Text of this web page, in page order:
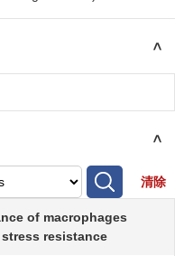
>
>
清除
of macrophages
resistance